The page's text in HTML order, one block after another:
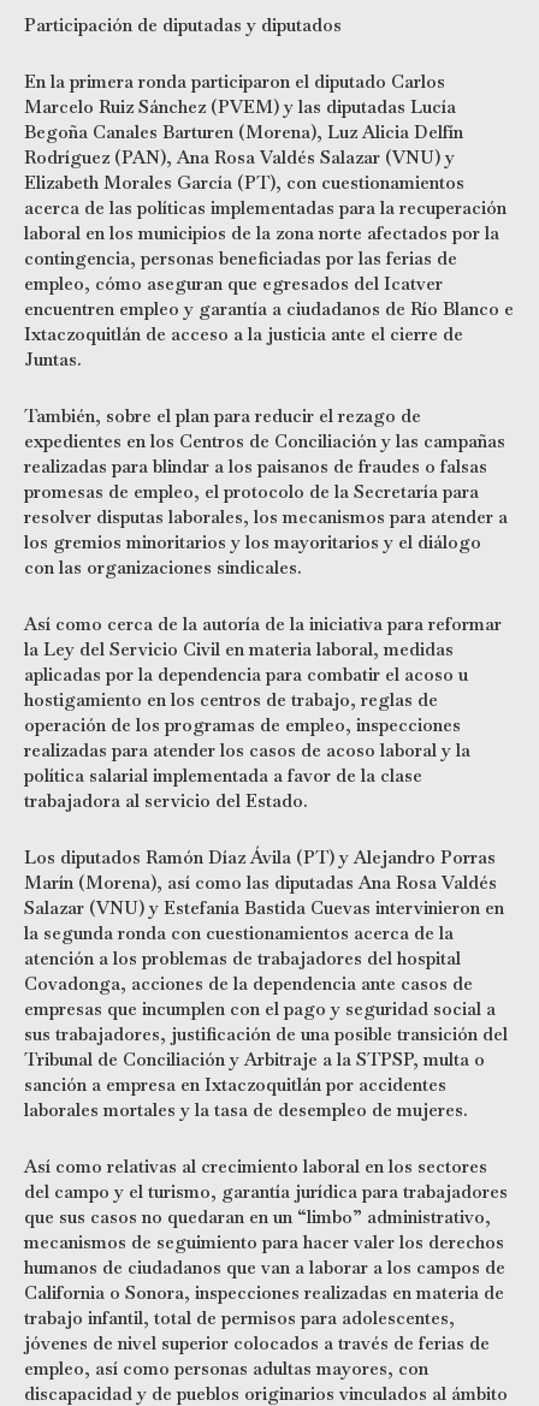
Participación de diputadas y diputados
En la primera ronda participaron el diputado Carlos
Marcelo Ruiz Sánchez (PVEM) y las diputadas Lucía
Begoña Canales Barturen (Morena), Luz Alicia Delfín
Rodríguez (PAN), Ana Rosa Valdés Salazar (VNU) y
Elizabeth Morales García (PT), con cuestionamientos
acerca de las políticas implementadas para la recuperación
laboral en los municipios de la zona norte afectados por la
contingencia, personas beneficiadas por las ferias de
empleo, cómo aseguran que egresados del Icatver
encuentren empleo y garantía a ciudadanos de Río Blanco e
Ixtaczoquitlán de acceso a la justicia ante el cierre de
Juntas.
También, sobre el plan para reducir el rezago de
expedientes en los Centros de Conciliación y las campañas
realizadas para blindar a los paisanos de fraudes o falsas
promesas de empleo, el protocolo de la Secretaría para
resolver disputas laborales, los mecanismos para atender a
los gremios minoritarios y los mayoritarios y el diálogo
con las organizaciones sindicales.
Así como cerca de la autoría de la iniciativa para reformar
la Ley del Servicio Civil en materia laboral, medidas
aplicadas por la dependencia para combatir el acoso u
hostigamiento en los centros de trabajo, reglas de
operación de los programas de empleo, inspecciones
realizadas para atender los casos de acoso laboral y la
política salarial implementada a favor de la clase
trabajadora al servicio del Estado.
Los diputados Ramón Díaz Ávila (PT) y Alejandro Porras
Marín (Morena), así como las diputadas Ana Rosa Valdés
Salazar (VNU) y Estefanía Bastida Cuevas intervinieron en
la segunda ronda con cuestionamientos acerca de la
atención a los problemas de trabajadores del hospital
Covadonga, acciones de la dependencia ante casos de
empresas que incumplen con el pago y seguridad social a
sus trabajadores, justificación de una posible transición del
Tribunal de Conciliación y Arbitraje a la STPSP, multa o
sanción a empresa en Ixtaczoquitlán por accidentes
laborales mortales y la tasa de desempleo de mujeres.
Así como relativas al crecimiento laboral en los sectores
del campo y el turismo, garantía jurídica para trabajadores
que sus casos no quedaran en un “limbo” administrativo,
mecanismos de seguimiento para hacer valer los derechos
humanos de ciudadanos que van a laborar a los campos de
California o Sonora, inspecciones realizadas en materia de
trabajo infantil, total de permisos para adolescentes,
jóvenes de nivel superior colocados a través de ferias de
empleo, así como personas adultas mayores, con
discapacidad y de pueblos originarios vinculados al ámbito